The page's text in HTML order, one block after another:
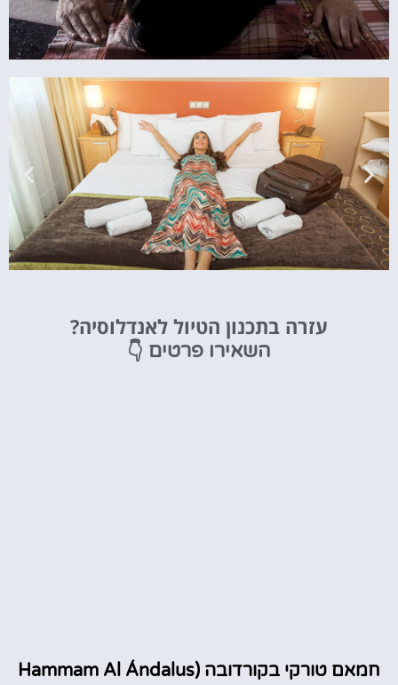
מציאת מלון
עזרה בתכנון הטיול לאנדלוסיה?
השאירו פרטים 👇
חמאם טורקי בקורדובה (Hammam Al Ándalus